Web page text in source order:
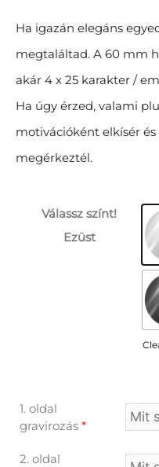
Ha igazán elegáns
megtaláltad. A 60 mm
akár 4 x 25 karakter /
Ha úgy érzed, valami
motivációként elkísér
megérkeztél.
Válassz színt!
Ezüst
1. oldal
gravirozás *
2. oldal